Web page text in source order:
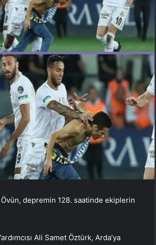
Övün, depremin 128. saatinde ekiplerin
Ali Samet Öztürk, Arda’ya